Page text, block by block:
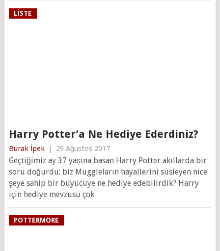
LISTE
Harry Potter’a Ne Hediye Ederdiniz?
Burak İpek | 29 Ağustos 2017
Geçtiğimiz ay 37 yaşına basan Harry Potter akıllarda bir
soru doğurdu; biz Muggleların hayallerini süsleyen nice
şeye sahip bir büyücüye ne hediye edebilirdik? Harry
için hediye mevzusu çok
POTTERMORE